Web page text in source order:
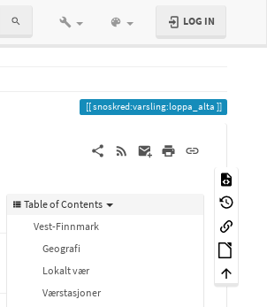
LOG IN
snoskred:varsling:loppa_alta
Table of Contents
Vest-Finnmark
Geografi
Lokalt vær
Værstasjoner